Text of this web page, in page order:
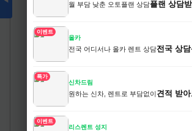
월 부담 낮춘 오토플랜 상담플랜 상담받
이벤트
올카
전국 어디서나 올카 렌트 상담전국 상
특가
신차드림
원하는 신차, 렌트로 부담없이견적 받아
이벤트
리스렌트 성지